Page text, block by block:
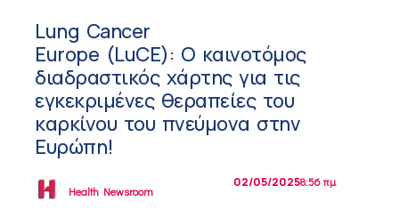
Lung Cancer
Europe (LuCE): Ο καινοτόμος
διαδραστικός χάρτης για τις
εγκεκριμένες θεραπείες του
καρκίνου του πνεύμονα στην
Ευρώπη!
Health Newsroom
02/05/20258:56 πμ